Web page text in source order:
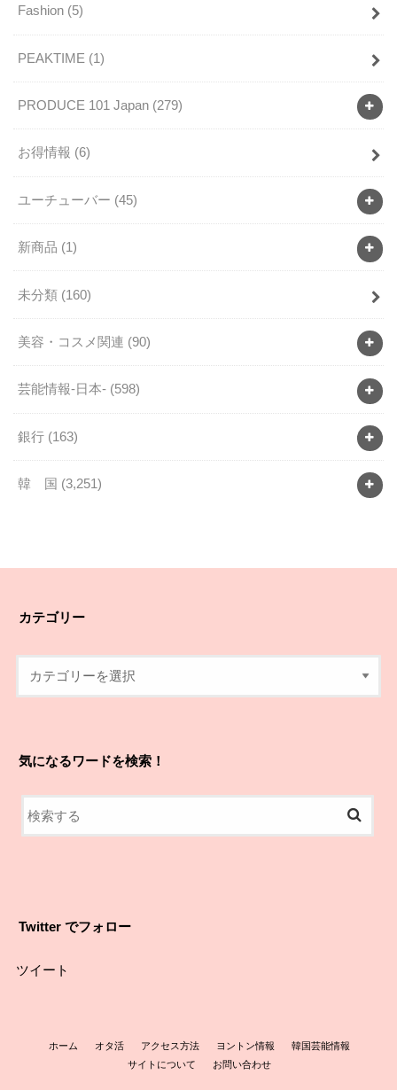
Fashion (5)
PEAKTIME (1)
PRODUCE 101 Japan (279)
お得情報 (6)
ユーチューバー (45)
新商品 (1)
未分類 (160)
美容・コスメ関連 (90)
芸能情報-日本- (598)
銀行 (163)
韓 国 (3,251)
カテゴリー
気になるワードを検索！
Twitter でフォロー
ツイート
ホーム オタ活 アクセス方法 ヨントン情報
韓国芸能情報
サイトについて
お問い合わせ